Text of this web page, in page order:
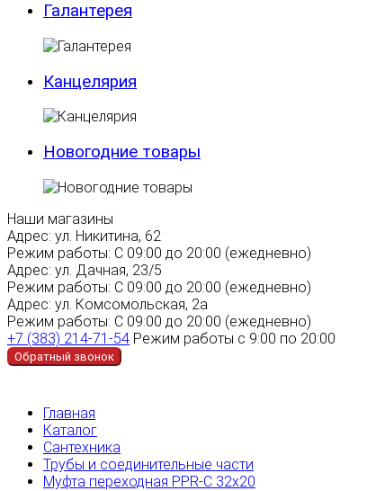
Галантерея
Канцелярия
Новогодние товары
Наши магазины
Адрес: ул. Никитина, 62
Режим работы: С 09:00 до 20:00 (ежедневно)
Адрес: ул. Дачная, 23/5
Режим работы: С 09:00 до 20:00 (ежедневно)
Адрес: ул. Комсомольская, 2а
Режим работы: С 09:00 до 20:00 (ежедневно)
+7 (383) 214-71-54 Режим работы с 9:00 по 20:00
Обратный звонок
Главная
Каталог
Сантехника
Трубы и соединительные части
Муфта переходная PPR-C 32х20